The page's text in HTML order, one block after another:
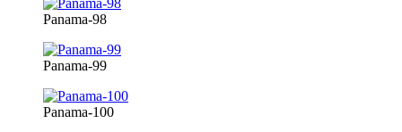
Panama-98
Panama-99
Panama-100